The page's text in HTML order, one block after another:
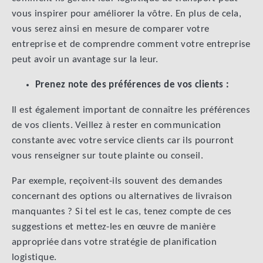
vous inspirer pour améliorer la vôtre. En plus de cela,
vous serez ainsi en mesure de comparer votre
entreprise et de comprendre comment votre entreprise
peut avoir un avantage sur la leur.
Prenez note des préférences de vos clients :
Il est également important de connaître les préférences
de vos clients. Veillez à rester en communication
constante avec votre service clients car ils pourront
vous renseigner sur toute plainte ou conseil.
Par exemple, reçoivent-ils souvent des demandes
concernant des options ou alternatives de livraison
manquantes ? Si tel est le cas, tenez compte de ces
suggestions et mettez-les en œuvre de manière
appropriée dans votre stratégie de planification
logistique.